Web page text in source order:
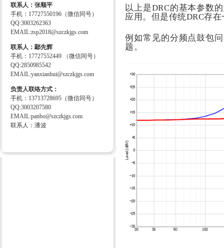
联系人：张顺平
手机：17727550196（微信同号）
QQ:3003262363
EMAIL:zsp2018@szczkjgs.com
联系人：鄢先辉
手机：17727552449 （微信同号）
QQ:2850985542
EMAIL:yanxianhui@szczkjgs.com
负责人联络方式：
手机：13713728695（微信同号）
QQ:3003207580
EMAIL:panbo@szczkjgs.com
联系人：潘波
以上是DRC的基本参数
应用。但是传统DRC存
例如常见的分频点鼓包
题。